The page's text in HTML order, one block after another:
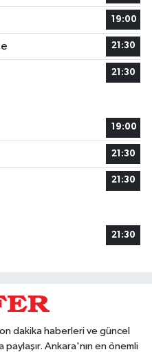
19:00
21:30
21:30
19:00
21:30
21:30
21:30
dakika haberleri ve güncel
paylaşır. Ankara'nın en önemli